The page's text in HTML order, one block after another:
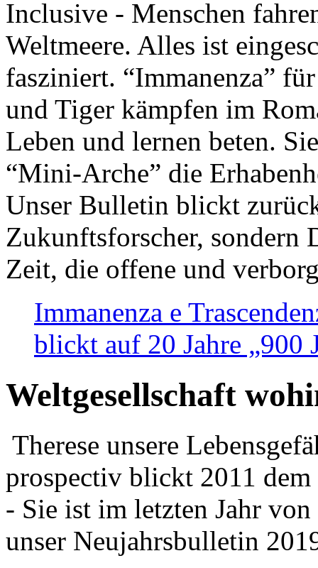
Inclusive - Menschen
Weltmeere. Alles ist
fasziniert. “Immanenza”
und Tiger kämpfen im
Leben und lernen beten.
“Mini-Arche” die
Unser Bulletin blickt
Zukunftsforscher, sondern
Zeit, die offene und
Immanenza e
blickt auf 20 Jahre „900
Weltgesellschaft
Therese unsere
prospectiv blickt 2011
- Sie ist im letzten Jahr
unser Neujahrsbulletin